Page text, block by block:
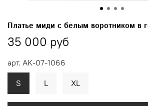
арт. AK-07-1066
Платье миди с белым воротником в
35 000 руб
S L XL